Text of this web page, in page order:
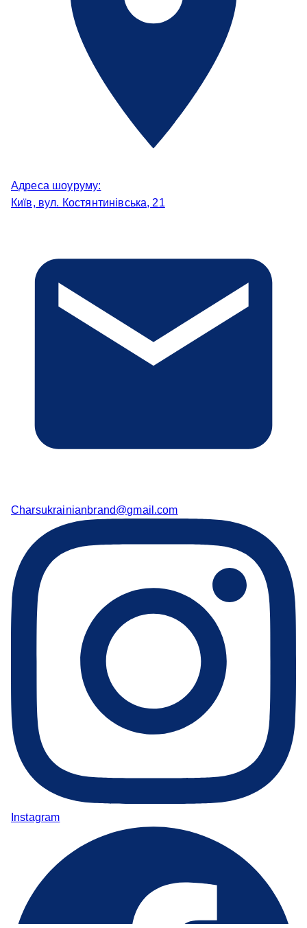
Адреса шоуруму:
Київ, вул. Костянтинівська, 21
Charsukrainianbrand@gmail.com
Instagram